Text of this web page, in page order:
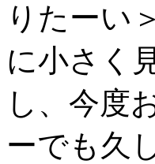
りたーい
に小さく
し、今度
ーでも久